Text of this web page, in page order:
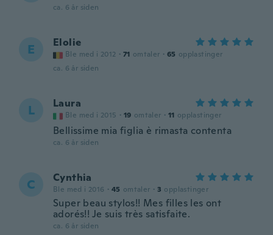
ca. 6 år siden
E Elolie
Ble med i 2012 · 71 omtaler · 65 opplastinger
ca. 6 år siden
L Laura
Ble med i 2015 · 19 omtaler · 11 opplastinger
Bellissime mia figlia è rimasta contenta
ca. 6 år siden
C Cynthia
Ble med i 2016 · 45 omtaler · 3 opplastinger
Super beau stylos!! Mes filles les ont
adorés!! Je suis très satisfaite.
ca. 6 år siden